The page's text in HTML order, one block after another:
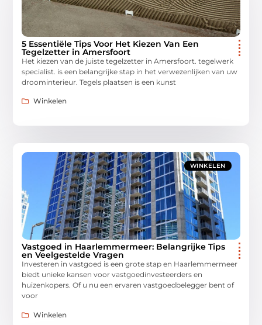
5 Essentiële Tips Voor Het Kiezen Van Een
Tegelzetter in Amersfoort
Het kiezen van de juiste tegelzetter in Amersfoort. tegelwerk
specialist. is een belangrijke stap in het verwezenlijken van uw
droominterieur. Tegels plaatsen is een kunst
Winkelen
WINKELEN
Vastgoed in Haarlemmermeer: Belangrijke Tips
en Veelgestelde Vragen
Investeren in vastgoed is een grote stap en Haarlemmermeer
biedt unieke kansen voor vastgoedinvesteerders en
huizenkopers. Of u nu een ervaren vastgoedbelegger bent of
voor
Winkelen